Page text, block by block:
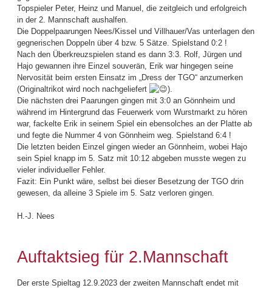
Topspieler Peter, Heinz und Manuel, die zeitgleich und erfolgreich
in der 2. Mannschaft aushalfen.
Die Doppelpaarungen Nees/Kissel und Villhauer/Vas unterlagen den
gegnerischen Doppeln über 4 bzw. 5 Sätze. Spielstand 0:2 !
Nach den Überkreuzspielen stand es dann 3:3. Rolf, Jürgen und
Hajo gewannen ihre Einzel souverän, Erik war hingegen seine
Nervosität beim ersten Einsatz im „Dress der TGO“ anzumerken
(Originaltrikot wird noch nachgeliefert
).
Die nächsten drei Paarungen gingen mit 3:0 an Gönnheim und
während im Hintergrund das Feuerwerk vom Wurstmarkt zu hören
war, fackelte Erik in seinem Spiel ein ebensolches an der Platte ab
und fegte die Nummer 4 von Gönnheim weg. Spielstand 6:4 !
Die letzten beiden Einzel gingen wieder an Gönnheim, wobei Hajo
sein Spiel knapp im 5. Satz mit 10:12 abgeben musste wegen zu
vieler individueller Fehler.
Fazit: Ein Punkt wäre, selbst bei dieser Besetzung der TGO drin
gewesen, da alleine 3 Spiele im 5. Satz verloren gingen.
H.-J. Nees
Auftaktsieg für 2.Mannschaft
Der erste Spieltag 12.9.2023 der zweiten Mannschaft endet mit